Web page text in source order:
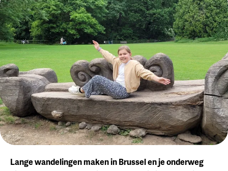
Lange wandelingen maken in Brussel en je onderweg